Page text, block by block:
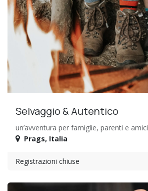
Selvaggio & Autentico
un’avventura per famiglie, parenti e amici
Prags, Italia
Registrazioni chiuse